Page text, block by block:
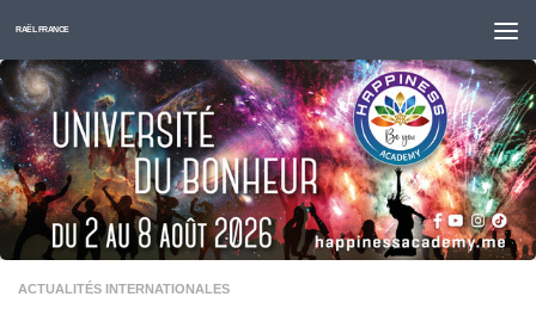
Skip to content
RAËL FRANCE
ACTUALITÉS INTERNATIONALES